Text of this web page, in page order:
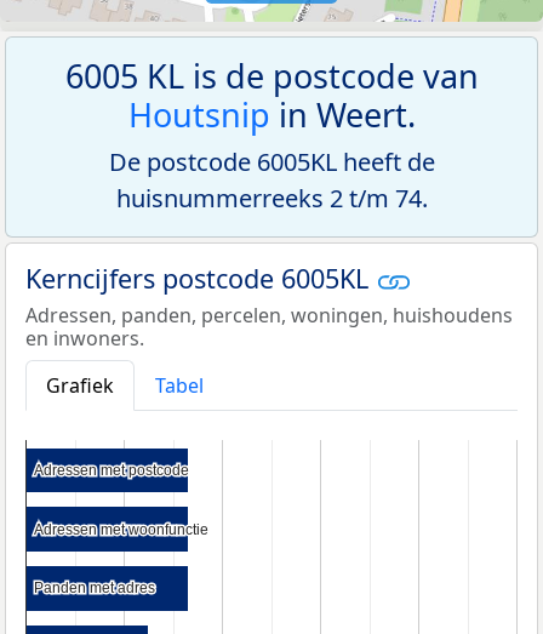
6005 KL is de postcode van
Houtsnip in Weert.
De postcode 6005KL heeft de
huisnummerreeks 2 t/m 74.
Kerncijfers postcode 6005KL
Adressen, panden, percelen, woningen, huishoudens
en inwoners.
Grafiek
Tabel
Adressen met postcode
Adressen met postcode
Adressen met woonfunctie
Adressen met woonfunctie
Panden met adres
Panden met adres